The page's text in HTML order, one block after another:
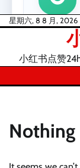
Skip星期六, 8 8 月, 2026
小红书点赞
Nothing